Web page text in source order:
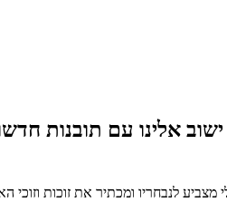
אלינו עם תובנות
לנבחריו ומכתיר את זוכות וזוכי